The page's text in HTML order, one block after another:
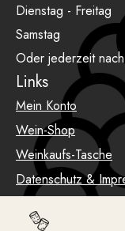
Dienstag - Freitag
Samstag
Oder jederzeit
Links
Mein Konto
Wein-Shop
Weinkaufs-Tasche
Datenschutz &